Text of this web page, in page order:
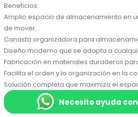
Beneficios:
Amplio espacio de almacenamiento en
de mover.
Canasta organizadora para
Diseño moderno que se adapta a
Fabricación en materiales duraderos
Facilita el orden y la organización en la
Solución completa que maximiza el
Necesito ayuda